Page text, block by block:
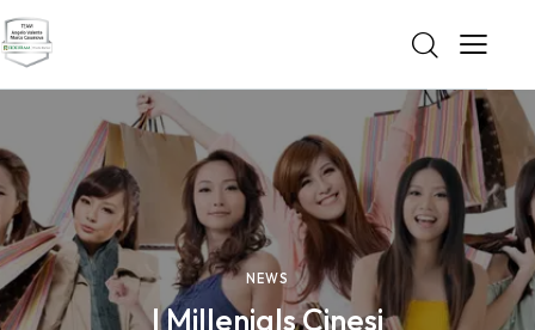
NEWS
I Millenials Cinesi